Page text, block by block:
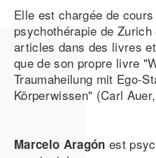
Elle est chargée de
psychothérapie de
articles dans des livres
que de son propre livre
Traumaheilung mit Ego-
Körperwissen" (Carl
Marcelo Aragón est